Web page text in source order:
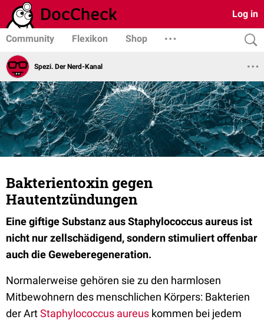
Log in
Community Flexikon Shop
Spezi. Der Nerd-Kanal
Bakterientoxin gegen
Hautentzündungen
Eine giftige Substanz aus Staphylococcus aureus ist
nicht nur zellschädigend, sondern stimuliert offenbar
auch die Geweberegeneration.
Normalerweise gehören sie zu den harmlosen
Mitbewohnern des menschlichen Körpers: Bakterien
der ArtStaphylococcus aureus kommen bei jedem